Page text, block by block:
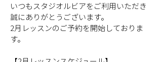
いつもスタジオルビアをご利用いただき
誠にありがとうございます。
2月レッスンのご予約を開始しておりま
す。